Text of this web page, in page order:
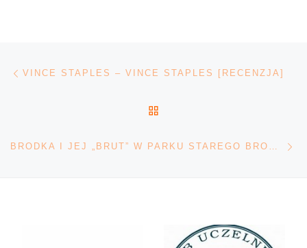
Nawigacja wpisu
VINCE STAPLES – VINCE STAPLES [RECENZJA]
BRODKA I JEJ „BRUT” W PARKU STAREGO BROWARU. LETNIE BRZMIENIA 17/07/21R. [RELACJA]